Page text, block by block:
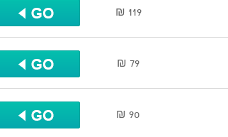
119 ₪
79 ₪
90 ₪